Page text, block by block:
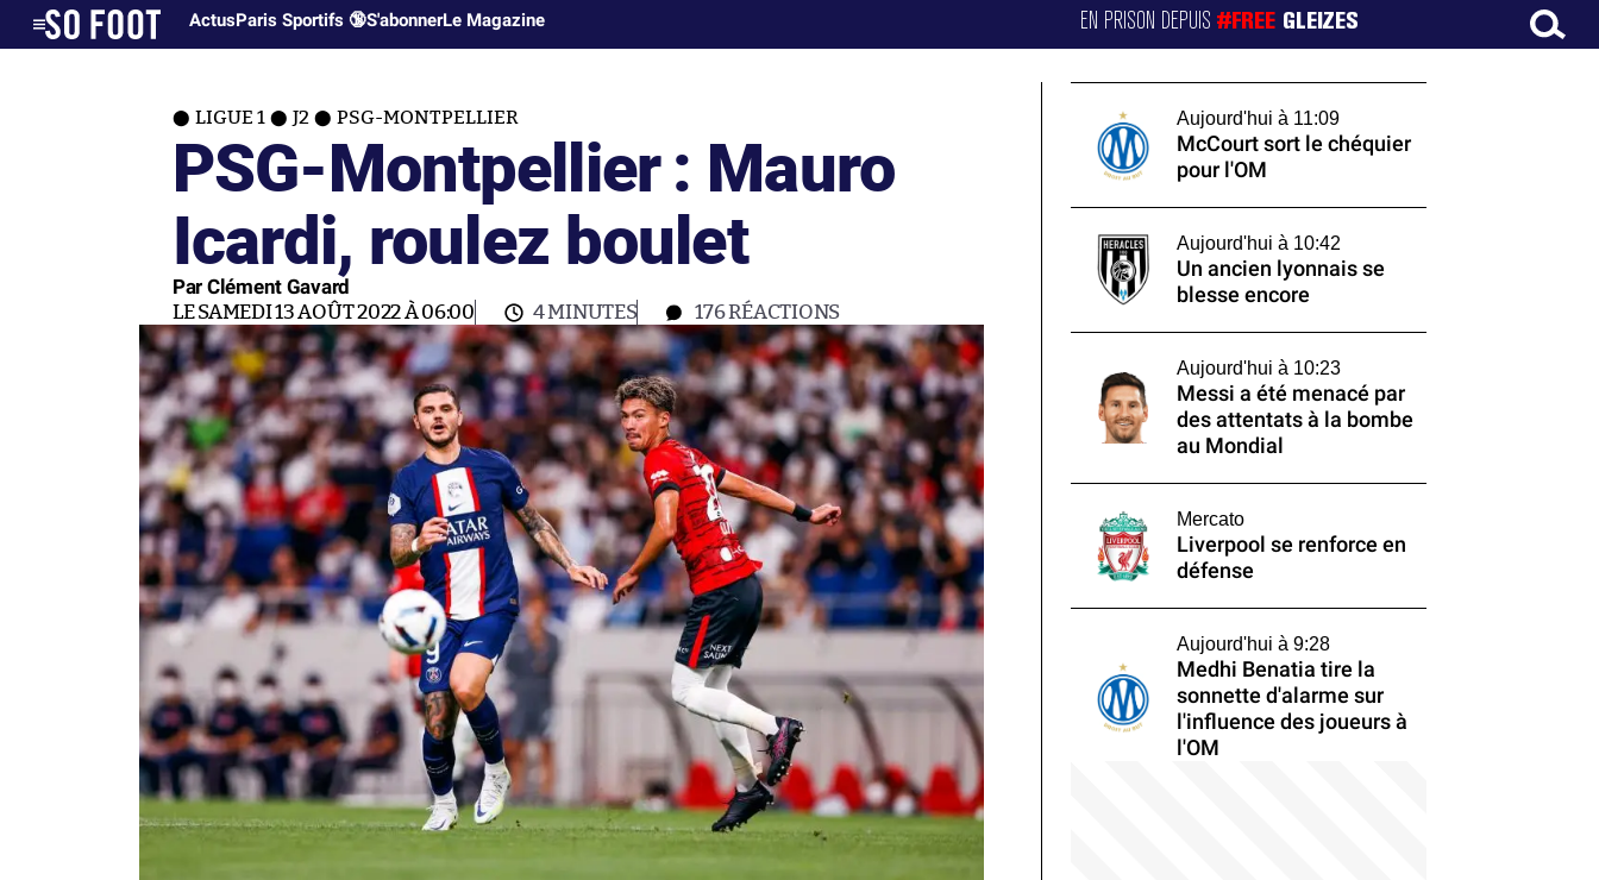
ActusParis Sportifs 🔞S'abonnerLe Magazine EN PRISON DEPUIS#FREE GLEIZES
LIGUE 1 J2 PSG-MONTPELLIER
PSG-Montpellier : Mauro
Icardi, roulez boulet
Par Clément Gavard
LE SAMEDI 13 AOÛT 2022 À 06:00 4 MINUTES 176RÉACTIONS
Aujourd'hui à 11:09
McCourt sort le chéquier
pour l'OM
Aujourd'hui à 10:42
Un ancien lyonnais se
blesse encore
Aujourd'hui à 10:23
Messi a été menacé par
des attentats à la bombe
au Mondial
Mercato
Liverpool se renforce en
défense
Aujourd'hui à 9:28
Medhi Benatia tire la
sonnette d'alarme sur
l'influence des joueurs à
l'OM